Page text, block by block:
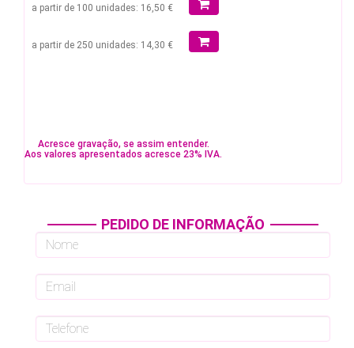
a partir de 100 unidades: 16,50 €
a partir de 250 unidades: 14,30 €
Acresce gravação, se assim entender.
Aos valores apresentados acresce 23% IVA.
PEDIDO DE INFORMAÇÃO